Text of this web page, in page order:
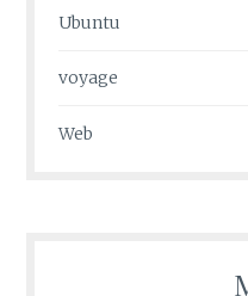
Ubuntu
voyage
Web